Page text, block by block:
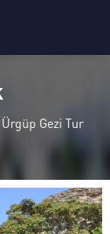
Ürgüp Gezi Tur